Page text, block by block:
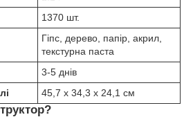
1370 шт.
Гіпс, дерево, папір, акрил,
текстурна паста
3-5 днів
45,7 x 34,3 x 24,1 см